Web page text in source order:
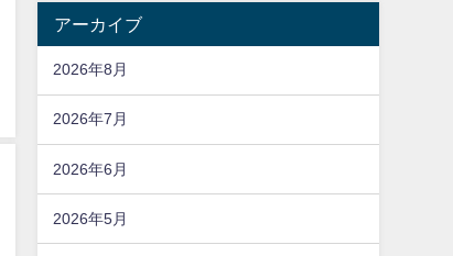
アーカイブ
2026年8月
2026年7月
2026年6月
2026年5月